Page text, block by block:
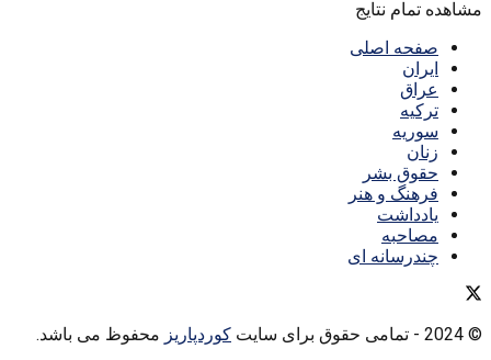
مشاهده تمام نتایج
صفحه اصلی
ایران
عراق
ترکیه
سوریه
زنان
حقوق بشر
فرهنگ و هنر
یادداشت
مصاحبه
چندرسانه ای
© 2024 - تمامی حقوق برای سایت کوردپاریز محفوظ می باشد.